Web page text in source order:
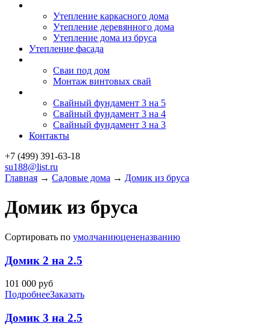
Утепление каркасного дома
Утепление деревянного дома
Утепление дома из бруса
Утепление фасада
Сваи под дом
Монтаж винтовых свай
Свайный фундамент 3 на 5
Свайный фундамент 3 на 4
Свайный фундамент 3 на 3
Контакты
+7 (499) 391-63-18
su188@list.ru
Главная → Садовые дома → Домик из бруса
Домик из бруса
Сортировать по умолчаниюцененазванию
Домик 2 на 2.5
101 000 руб
ПодробнееЗаказать
Домик 3 на 2.5